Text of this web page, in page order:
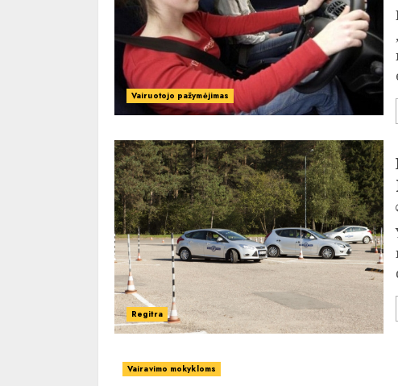
Vairuotojo pažymėjimas
Regitra
Vairavimo mokykloms